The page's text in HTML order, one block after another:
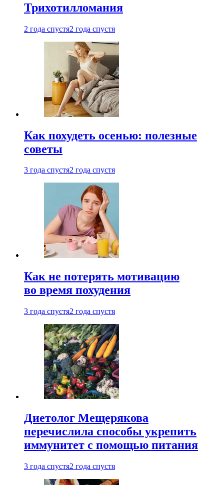
Трихотилломания
2 года спустя2 года спустя
Как похудеть осенью: полезные
советы
3 года спустя2 года спустя
Как не потерять мотивацию
во время похудения
3 года спустя2 года спустя
Диетолог Мещерякова
перечислила способы укрепить
иммунитет с помощью питания
3 года спустя2 года спустя